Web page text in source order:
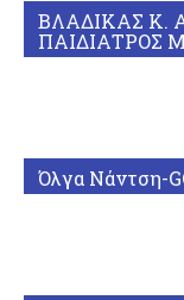
ΒΛΑΔΙΚΑΣ Κ.
ΠΑΙΔΙΑΤΡΟΣ
Όλγα Νάντση-